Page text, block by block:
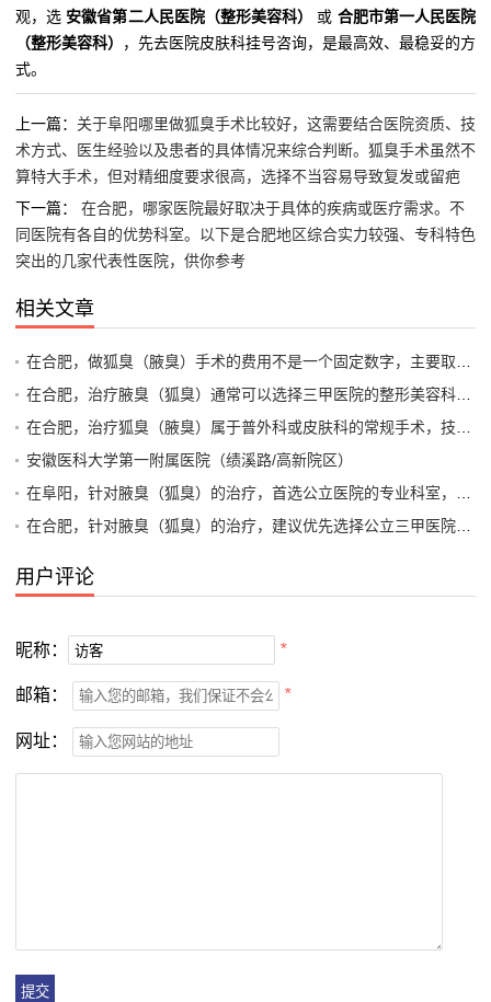
观，选 安徽省第二人民医院（整形美容科） 或 合肥市第一人民医院
（整形美容科）
，先去医院皮肤科挂号咨询，是最高效、最稳妥的方
式。
上一篇： 关于阜阳哪里做狐臭手术比较好，这需要结合医院资质、技
术方式、医生经验以及患者的具体情况来综合判断。狐臭手术虽然不
算特大手术，但对精细度要求很高，选择不当容易导致复发或留疤
下一篇： 在合肥，哪家医院最好取决于具体的疾病或医疗需求。不
同医院有各自的优势科室。以下是合肥地区综合实力较强、专科特色
突出的几家代表性医院，供你参考
相关文章
安徽医科大学第一附属医院（绩溪路/高新院区）
用户评论
昵称： *
邮箱： *
网址：